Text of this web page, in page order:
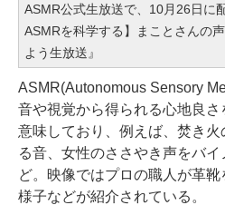
ASMR公式生放送で、10月26日に
ASMRを科学する】まことさんの
よう生放送』
ASMR(Autonomous Sensory
音や視覚から得られる心地良
意味しており、例えば、焚き
る音、女性のささやき声をバ
ど。映像ではプロの職人が革靴
様子などが紹介されている。